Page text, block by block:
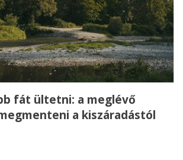
fát ültetni: a meglévő
a kiszáradástól